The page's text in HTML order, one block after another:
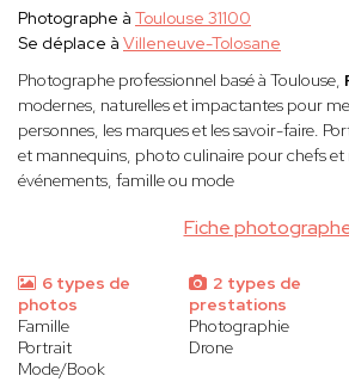
Fiche
Photographe à Toulouse 31100
Se déplace à Villeneuve-Tolosane
Photographe professionnel basé à Toulouse,
modernes, naturelles et impactantes pour
personnes, les marques et les savoir-faire.
et mannequins, photo culinaire pour chefs et
événements, famille ou mode
6 types de
photos
Famille
Portrait
Mode/Book
2 types de
prestations
Photographie
Drone